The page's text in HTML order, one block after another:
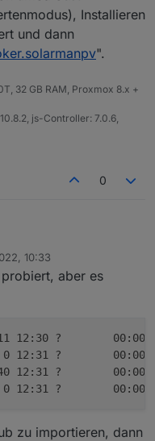
Installieren
und dann
".
32 GB RAM, Proxmox 8.x +
js-Controller: 7.0.6,
0
timed out'.
Benutzerdefiniert und
10:33
aber es
12:30 ?
0 12:31 ?
12:31 ?
0 12:31 ?
zu importieren, dann